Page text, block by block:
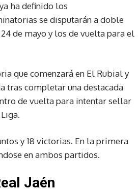
ya ha definido los
se disputarán a doble
de mayo y los de vuelta para el
que comenzará en El Rubial y
tras completar una destacada
de vuelta para intentar sellar
y 18 victorias. En la primera
en ambos partidos.
Jaén